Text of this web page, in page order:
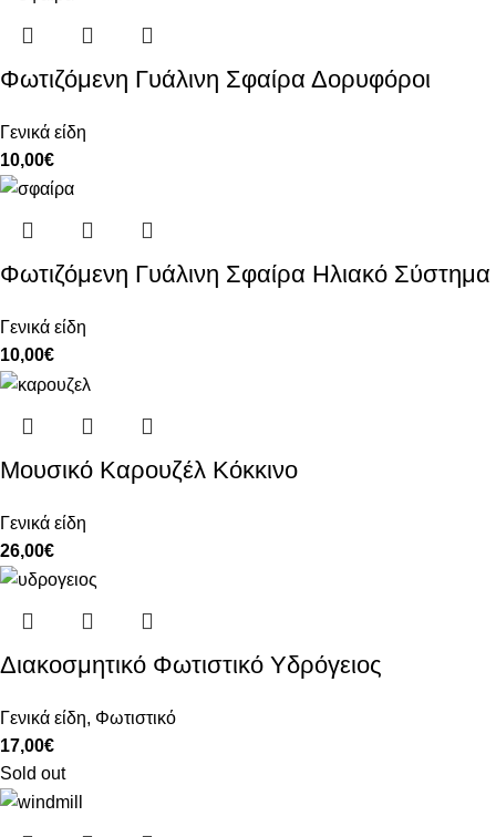
Φωτιζόμενη Γυάλινη Σφαίρα Δορυφόροι
Γενικά είδη
10,00€
Φωτιζόμενη Γυάλινη Σφαίρα Ηλιακό Σύστημα
Γενικά είδη
10,00€
Μουσικό Καρουζέλ Κόκκινο
Γενικά είδη
26,00€
Διακοσμητικό Φωτιστικό Υδρόγειος
Γενικά είδη, Φωτιστικό
17,00€
Sold out